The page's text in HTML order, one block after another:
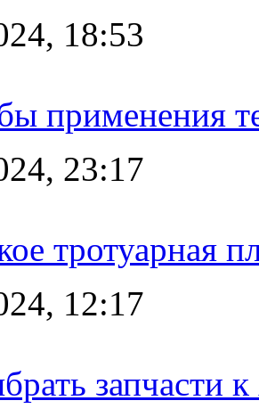
18:53
применения
23:17
тротуарная
12:17
запчасти